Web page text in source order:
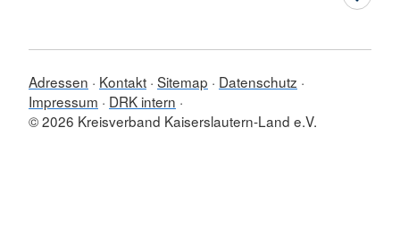
Adressen Kontakt Sitemap
Datenschutz
Impressum
DRK intern
© 2026 Kreisverband Kaiserslautern-Land e.V.